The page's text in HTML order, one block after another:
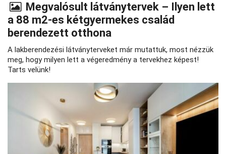
Megvalósult látványtervek – Ilyen lett
a 88 m2-es kétgyermekes család
berendezett otthona
A lakberendezési látványterveket már mutattuk, most nézzük
meg, hogy milyen lett a végeredmény a tervekhez képest!
Tarts velünk!